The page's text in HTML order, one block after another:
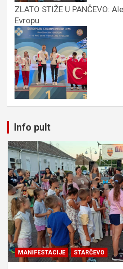
ZLATO STIŽE U PANČEVO:
Evropu
Info pult
MANIFESTACIJE STARČEVO